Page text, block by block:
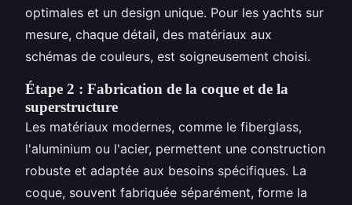
optimales et un design unique. Pour les yachts sur
mesure, chaque détail, des matériaux aux
schémas de couleurs, est soigneusement choisi.
Étape 2 : Fabrication de la coque et de la
superstructure
Les matériaux modernes, comme le fiberglass,
l'aluminium ou l'acier, permettent une construction
robuste et adaptée aux besoins spécifiques. La
coque, souvent fabriquée séparément, forme la